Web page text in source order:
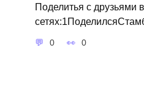
Поделитья с друзьями
0 0